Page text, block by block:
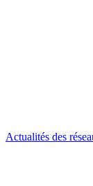
Actualités des